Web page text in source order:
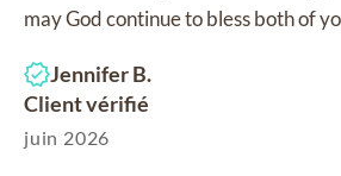
may God continue to bless both of
Jennifer B.
Client vérifié
juin 2026